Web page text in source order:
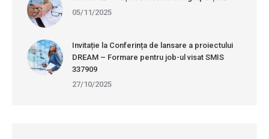
05/11/2025
Invitație la Conferința de lansare a proiectului
DREAM – Formare pentru job-ul visat SMIS
337909
27/10/2025